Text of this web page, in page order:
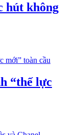
hút không
“thế lực